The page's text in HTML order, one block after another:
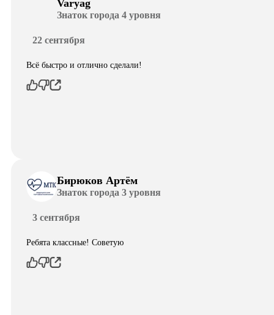
Varyag
Знаток города 4 уровня
22 сентября
Всё быстро и отлично сделали!
Бирюков Артём
Знаток города 3 уровня
3 сентября
Ребята классные! Советую